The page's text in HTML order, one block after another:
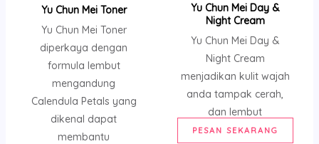
Yu Chun Mei Toner
Yu Chun Mei Toner
diperkaya dengan
formula lembut
mengandung
Calendula Petals yang
dikenal dapat
membantu
Yu Chun Mei Day &
Night Cream
Yu Chun Mei Day &
Night Cream
menjadikan kulit wajah
anda tampak cerah,
dan lembut
PESAN SEKARANG